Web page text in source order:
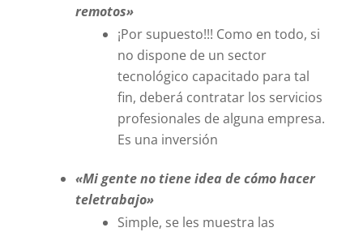
remotos»
¡Por supuesto!!! Como en todo, si
no dispone de un sector
tecnológico capacitado para tal
fin, deberá contratar los servicios
profesionales de alguna empresa.
Es una inversión
«Mi gente no tiene idea de cómo hacer
teletrabajo»
Simple, se les muestra las